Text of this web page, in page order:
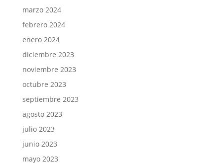
marzo 2024
febrero 2024
enero 2024
diciembre 2023
noviembre 2023
octubre 2023
septiembre 2023
agosto 2023
julio 2023
junio 2023
mayo 2023